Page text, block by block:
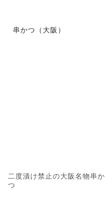
串かつ（大阪）
二度漬け禁止の大阪名物串か
つ